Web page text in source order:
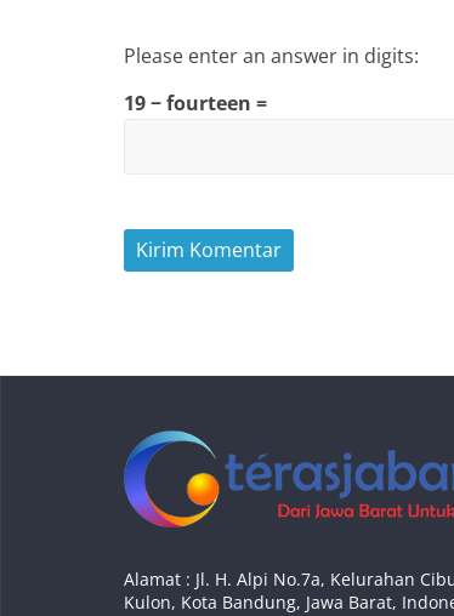
Please enter an answer in digits:
19 − fourteen =
Alamat : Jl. H. Alpi No.7a, Kelurahan
Kulon, Kota Bandung, Jawa Barat,